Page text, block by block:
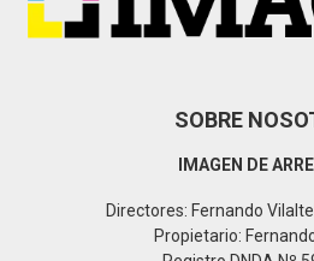
SOBRE
IMAGEN DE
Directores: Fernando
Propietario: